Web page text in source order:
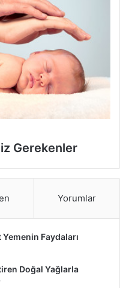
Gerekenler
Yorumlar
Faydaları
Doğal Yağlarla